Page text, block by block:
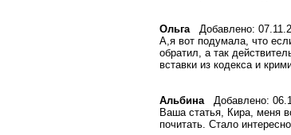
ОльгаДобавлено:
А,я вот подумала, что
обратил, а так
вставки из кодекса и
АльбинаДобавлено:
Ваша статья, Кира, меня
почитать. Стало